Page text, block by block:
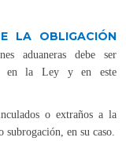
LA OBLIGACIÓN
aduaneras debe ser
en la Ley y en este
o extraños a la
en su caso.